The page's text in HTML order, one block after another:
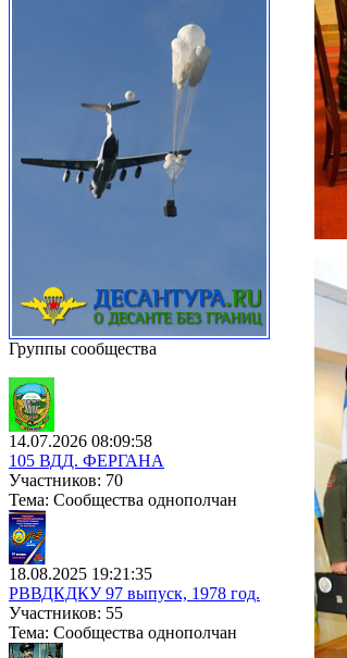
Группы сообщества
14.07.2026 08:09:58
105 ВДД. ФЕРГАНА
Участников: 70
Тема: Сообщества однополчан
18.08.2025 19:21:35
РВВДКДКУ 97 выпуск, 1978 год.
Участников: 55
Тема: Сообщества однополчан